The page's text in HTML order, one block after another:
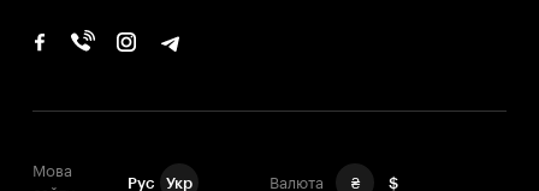
Мова
Рус Укр Валюта ₴ $